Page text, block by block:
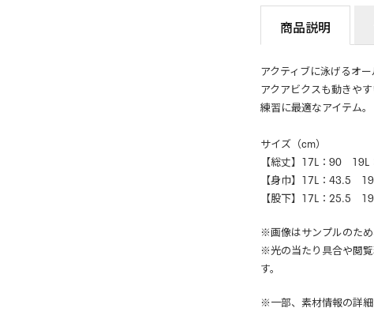
商品説明
アクティブに泳げるオー
アクアビクスも動きや
練習に最適なアイテム。
サイズ（cm）
【総丈】17L：90
【身巾】17L：43.5
【股下】17L：25.5
※画像はサンプルのため
※光の当たり具合や閲
す。
※一部、素材情報の詳細